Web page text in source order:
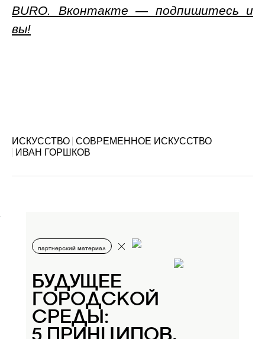
BURO. Вконтакте — подпишитесь и
вы!
ИСКУССТВО СОВРЕМЕННОЕ ИСКУССТВО
ИВАН ГОРШКОВ
партнерский материал
БУДУЩЕЕ
ГОРОДСКОЙ
СРЕДЫ: